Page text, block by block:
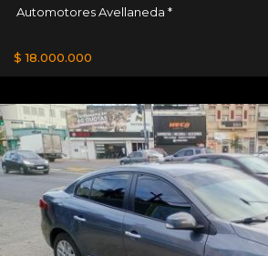
Automotores Avellaneda *
$ 18.000.000